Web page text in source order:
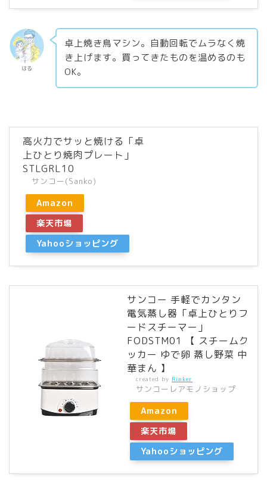
はる
卓上焼き鳥マシン。自動回転でムラなく焼
き上げます。買ってきたものを温めるのも
OK。
高火力でサッと焼ける「卓
上ひとり焼肉プレート」
STLGRL10
サンコー(Sanko)
Amazon
楽天市場
Yahooショッピング
サンコー 手軽でカンタン
電気蒸し器「卓上ひとりフ
ードスチーマー」
FODSTM01 【 スチームク
ッカー ゆで卵 蒸し野菜 中
華まん 】
created by Rinker
サンコーレアモノショップ
Amazon
楽天市場
Yahooショッピング